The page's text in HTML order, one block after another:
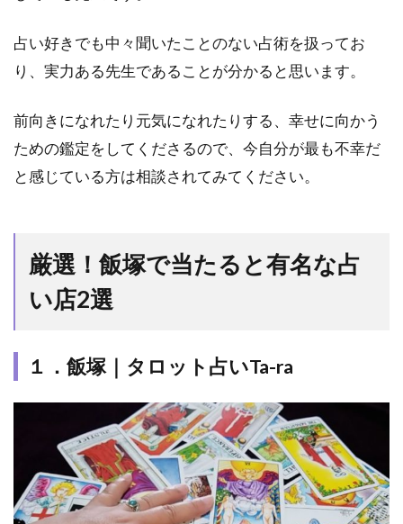
占い好きでも中々聞いたことのない占術を扱ってお
り、実力ある先生であることが分かると思います。
前向きになれたり元気になれたりする、幸せに向かう
ための鑑定をしてくださるので、今自分が最も不幸だ
と感じている方は相談されてみてください。
厳選！飯塚で当たると有名な占
い店2選
１．飯塚｜タロット占いTa-ra